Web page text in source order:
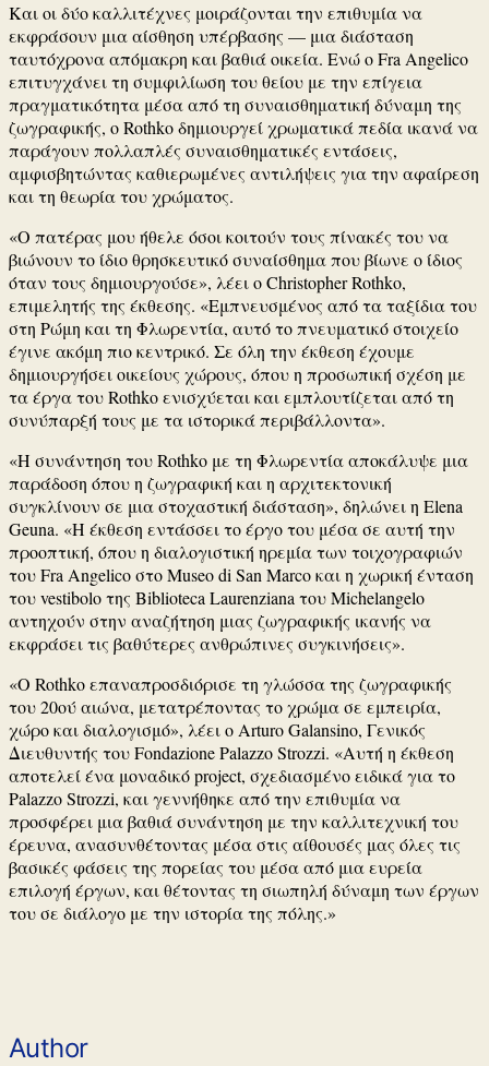
Και οι δύο καλλιτέχνες μοιράζονται την επιθυμία να
εκφράσουν μια αίσθηση υπέρβασης — μια διάσταση
ταυτόχρονα απόμακρη και βαθιά οικεία. Ενώ ο Fra Angelico
επιτυγχάνει τη συμφιλίωση του θείου με την επίγεια
πραγματικότητα μέσα από τη συναισθηματική δύναμη της
ζωγραφικής, ο Rothko δημιουργεί χρωματικά πεδία ικανά να
παράγουν πολλαπλές συναισθηματικές εντάσεις,
αμφισβητώντας καθιερωμένες αντιλήψεις για την αφαίρεση
και τη θεωρία του χρώματος.
«Ο πατέρας μου ήθελε όσοι κοιτούν τους πίνακές του να
βιώνουν το ίδιο θρησκευτικό συναίσθημα που βίωνε ο ίδιος
όταν τους δημιουργούσε», λέει οChristopher Rothko,
επιμελητής της έκθεσης. «Εμπνευσμένος από τα ταξίδια του
στη Ρώμη και τη Φλωρεντία, αυτό το πνευματικό στοιχείο
έγινε ακόμη πιο κεντρικό. Σε όλη την έκθεση έχουμε
δημιουργήσει οικείους χώρους, όπου η προσωπική σχέση με
τα έργα του Rothko ενισχύεται και εμπλουτίζεται από τη
συνύπαρξή τους με τα ιστορικά περιβάλλοντα».
«Η συνάντηση του Rothko με τη Φλωρεντία αποκάλυψε μια
παράδοση όπου η ζωγραφική και η αρχιτεκτονική
συγκλίνουν σε μια στοχαστική διάσταση», δηλώνει η Elena
Geuna. «Η έκθεση εντάσσει το έργο του μέσα σε αυτή την
προοπτική, όπου η διαλογιστική ηρεμία των τοιχογραφιών
του Fra Angelico στο Museo di San Marco και η χωρική ένταση
του vestibolo της Biblioteca Laurenziana του Michelangelo
αντηχούν στην αναζήτηση μιας ζωγραφικής ικανής να
εκφράσει τις βαθύτερες ανθρώπινες συγκινήσεις».
«Ο Rothko επαναπροσδιόρισε τη γλώσσα της ζωγραφικής
του 20ού αιώνα, μετατρέποντας το χρώμα σε εμπειρία,
χώρο και διαλογισμό», λέει οArturo Galansino, Γενικός
Διευθυντής τουFondazione Palazzo Strozzi. «Αυτή η έκθεση
αποτελεί ένα μοναδικό project, σχεδιασμένο ειδικά για το
Palazzo Strozzi, και γεννήθηκε από την επιθυμία να
προσφέρει μια βαθιά συνάντηση με την καλλιτεχνική του
έρευνα, ανασυνθέτοντας μέσα στις αίθουσές μας όλες τις
βασικές φάσεις της πορείας του μέσα από μια ευρεία
επιλογή έργων, και θέτοντας τη σιωπηλή δύναμη των έργων
του σε διάλογο με την ιστορία της πόλης.»
Author